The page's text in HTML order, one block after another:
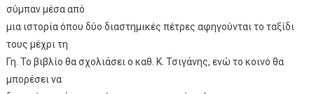
σύμπαν μέσα από
μια ιστορία όπου δύο διαστημικές πέτρες αφηγούνται το ταξίδι
τους μέχρι τη
Γη. Το βιβλίο θα σχολιάσει ο καθ. Κ. Τσιγάνης, ενώ το κοινό θα
μπορέσει να